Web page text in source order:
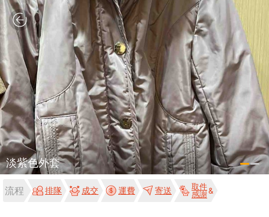
淡紫色外套
流程 排隊 成交 運費 寄送
取件
感謝